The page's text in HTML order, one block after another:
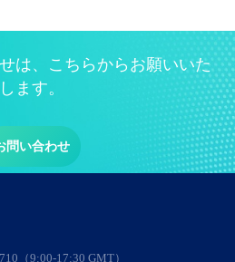
は、こちらからお願いいた
します。
問い合わせ
（9:00-17:30 GMT）